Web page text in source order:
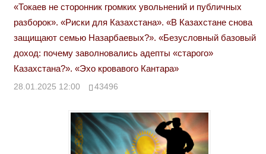
«Токаев не сторонник громких увольнений и публичных
разборок». «Риски для Казахстана». «В Казахстане снова
защищают семью Назарбаевых?». «Безусловный базовый
доход: почему заволновались адепты «старого»
Казахстана?». «Эхо кровавого Кантара»
28.01.2025 12:00 43496